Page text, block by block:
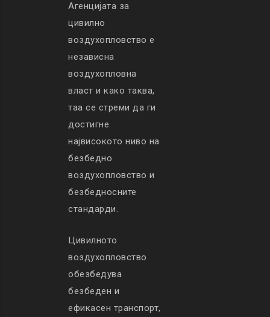
Агенцијата за
цивилно
воздухопловство е
независна
воздухопловна
власт и како таква,
таа се стреми да ги
достигне
највисокото ниво на
безбедно
воздухопловство и
безбедносните
стандарди.
Цивилното
воздухопловство
обезбедува
безбеден и
ефикасен транспорт,